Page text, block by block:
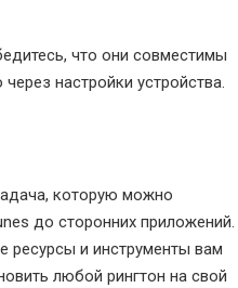
что они совместимы
настройки устройства.
которую можно
до сторонних приложений.
ресурсы и инструменты вам
любой рингтон на свой